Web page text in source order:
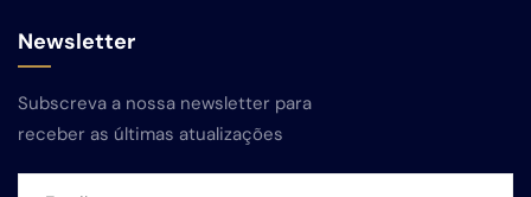
Newsletter
Subscreva a nossa newsletter para
receber as últimas atualizações